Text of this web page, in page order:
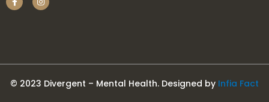
© 2023 Divergent – Mental Health. Designed by Infia Fact